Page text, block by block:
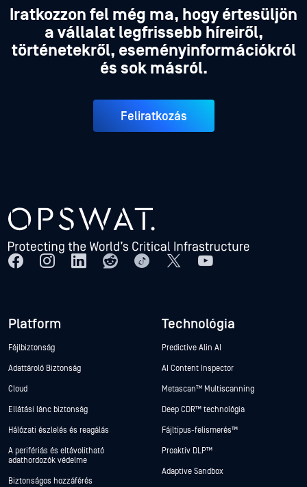
Iratkozzon fel még ma, hogy értesüljön
a vállalat legfrissebb híreiről,
történetekről, eseményinformációkról
és sok másról.
Feliratkozás
Platform
Fájlbiztonság
Adattároló Biztonság
Cloud
Ellátási lánc biztonság
Hálózati észlelés és reagálás
A perifériás és eltávolítható
adathordozók védelme
Biztonságos hozzáférés
Technológia
Predictive Alin AI
AI Content Inspector
Metascan™ Multiscanning
Deep CDR™ technológia
Fájltípus-felismerés™
Proaktív DLP™
Adaptive Sandbox